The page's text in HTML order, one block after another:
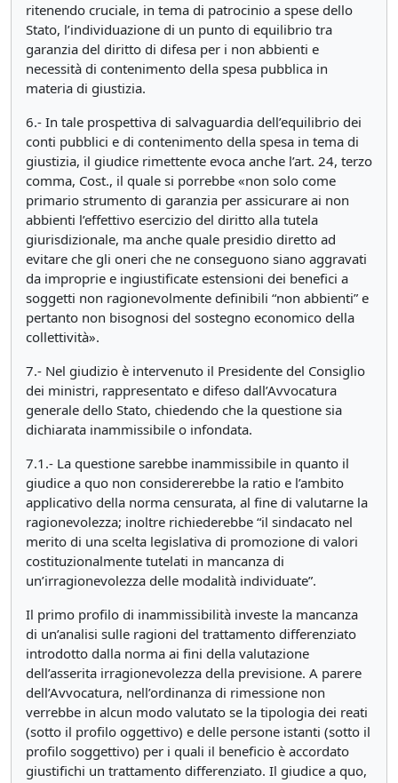
ritenendo cruciale, in tema di patrocinio a spese dello
Stato, l’individuazione di un punto di equilibrio tra
garanzia del diritto di difesa per i non abbienti e
necessità di contenimento della spesa pubblica in
materia di giustizia.
6.- In tale prospettiva di salvaguardia dell’equilibrio dei
conti pubblici e di contenimento della spesa in tema di
giustizia, il giudice rimettente evoca anche l’art. 24, terzo
comma, Cost., il quale si porrebbe «non solo come
primario strumento di garanzia per assicurare ai non
abbienti l’effettivo esercizio del diritto alla tutela
giurisdizionale, ma anche quale presidio diretto ad
evitare che gli oneri che ne conseguono siano aggravati
da improprie e ingiustificate estensioni dei benefici a
soggetti non ragionevolmente definibili “non abbienti” e
pertanto non bisognosi del sostegno economico della
collettività».
7.- Nel giudizio è intervenuto il Presidente del Consiglio
dei ministri, rappresentato e difeso dall’Avvocatura
generale dello Stato, chiedendo che la questione sia
dichiarata inammissibile o infondata.
7.1.- La questione sarebbe inammissibile in quanto il
giudice a quo non considererebbe la ratio e l’ambito
applicativo della norma censurata, al fine di valutarne la
ragionevolezza; inoltre richiederebbe “il sindacato nel
merito di una scelta legislativa di promozione di valori
costituzionalmente tutelati in mancanza di
un’irragionevolezza delle modalità individuate”.
Il primo profilo di inammissibilità investe la mancanza
di un’analisi sulle ragioni del trattamento differenziato
introdotto dalla norma ai fini della valutazione
dell’asserita irragionevolezza della previsione. A parere
dell’Avvocatura, nell’ordinanza di rimessione non
verrebbe in alcun modo valutato se la tipologia dei reati
(sotto il profilo oggettivo) e delle persone istanti (sotto il
profilo soggettivo) per i quali il beneficio è accordato
giustifichi un trattamento differenziato. Il giudice a quo,